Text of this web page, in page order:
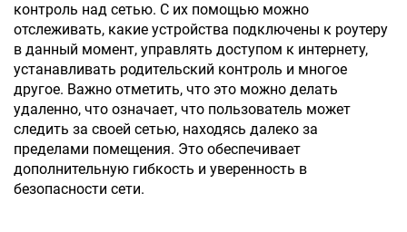
контроль над сетью. С их помощью можно
отслеживать, какие устройства подключены к роутеру
в данный момент, управлять доступом к интернету,
устанавливать родительский контроль и многое
другое. Важно отметить, что это можно делать
удаленно, что означает, что пользователь может
следить за своей сетью, находясь далеко за
пределами помещения. Это обеспечивает
дополнительную гибкость и уверенность в
безопасности сети.